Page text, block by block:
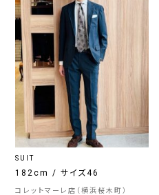
SUIT
182cm / サイズ46
コレットマーレ店（横浜桜木町）